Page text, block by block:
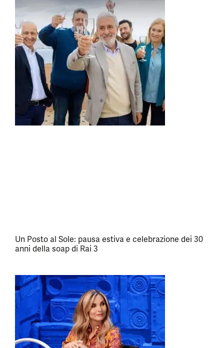
Un Posto al Sole: pausa estiva e celebrazione dei 30
anni della soap di Rai 3